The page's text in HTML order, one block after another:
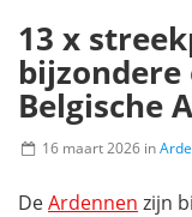
13 x
Belgische
16 maart 2026 in
DeArdennen zijn